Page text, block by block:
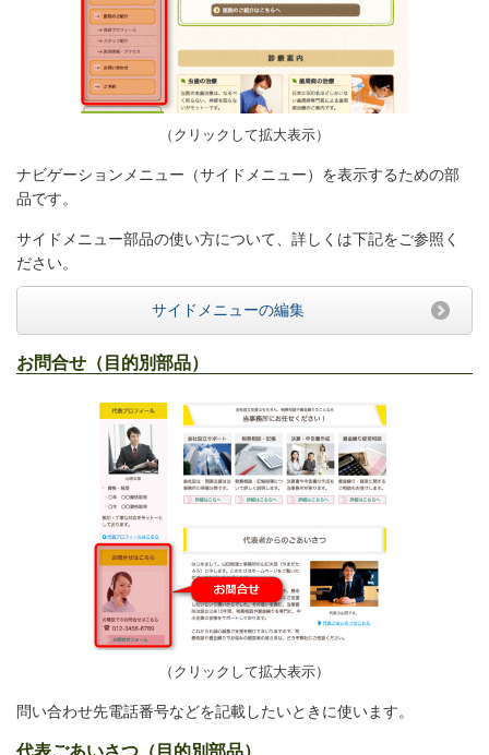
（クリックして拡大表示）
ナビゲーションメニュー（サイドメニュー）を表示するための部
品です。
サイドメニュー部品の使い方について、詳しくは下記をご参照く
ださい。
サイドメニューの編集
お問合せ（目的別部品）
（クリックして拡大表示）
問い合わせ先電話番号などを記載したいときに使います。
代表ごあいさつ（目的別部品）